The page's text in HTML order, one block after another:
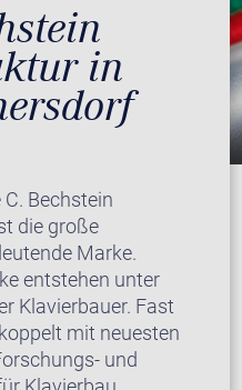
in
Bechstein
die große
Marke.
entstehen unter
Klavierbauer. Fast
mit neuesten
und